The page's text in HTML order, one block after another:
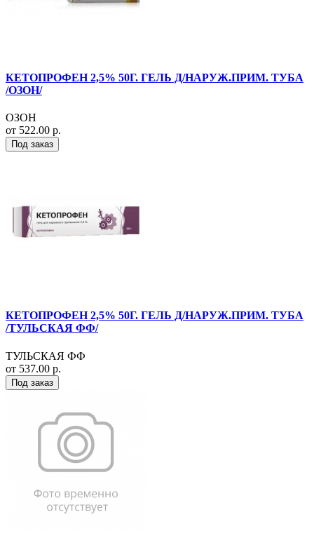
КЕТОПРОФЕН 2,5% 50Г. ГЕЛЬ Д/НАРУЖ.ПРИМ. ТУБА
/ОЗОН/
ОЗОН
от 522.00 р.
Под заказ
КЕТОПРОФЕН 2,5% 50Г. ГЕЛЬ Д/НАРУЖ.ПРИМ. ТУБА
/ТУЛЬСКАЯ ФФ/
ТУЛЬСКАЯ ФФ
от 537.00 р.
Под заказ